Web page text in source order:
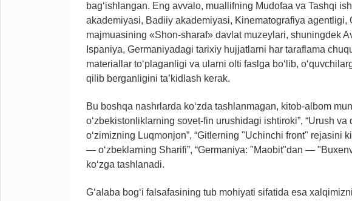
bag‘ishlangan. Eng avvalo, muallifning Mudofaa va Tashqi
akademiyasi, Badiiy akademiyasi, Kinematografiya agentligi,
majmuasining «Shon-sharaf» davlat muzeylari, shuningdek
Ispaniya, Germaniyadagi tarixiy hujjatlarni har taraflama
materiallar to‘plaganligi va ularni olti faslga bo‘lib,
qilib berganligini ta’kidlash kerak.
Bu boshqa nashrlarda ko‘zda tashlanmagan, kitob-albom
o‘zbekistonliklarning sovet-fin urushidagi ishtiroki”, “Urush va
o‘zimizning Luqmonjon”, “Gitlerning "Uchinchi front" rejasini
— o‘zbeklarning Sharifi”, “Germaniya: "Maobit"dan —
ko‘zga tashlanadi.
G‘alaba bog‘i falsafasining tub mohiyati sifatida esa